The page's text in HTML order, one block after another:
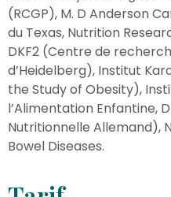
(RCGP), M. D Anderson
du Texas, Nutrition
DKF2 (Centre de
d’Heidelberg), Institut
the Study of Obesity),
l’Alimentation Enfantine,
Nutritionnelle Allemand),
Bowel Diseases.